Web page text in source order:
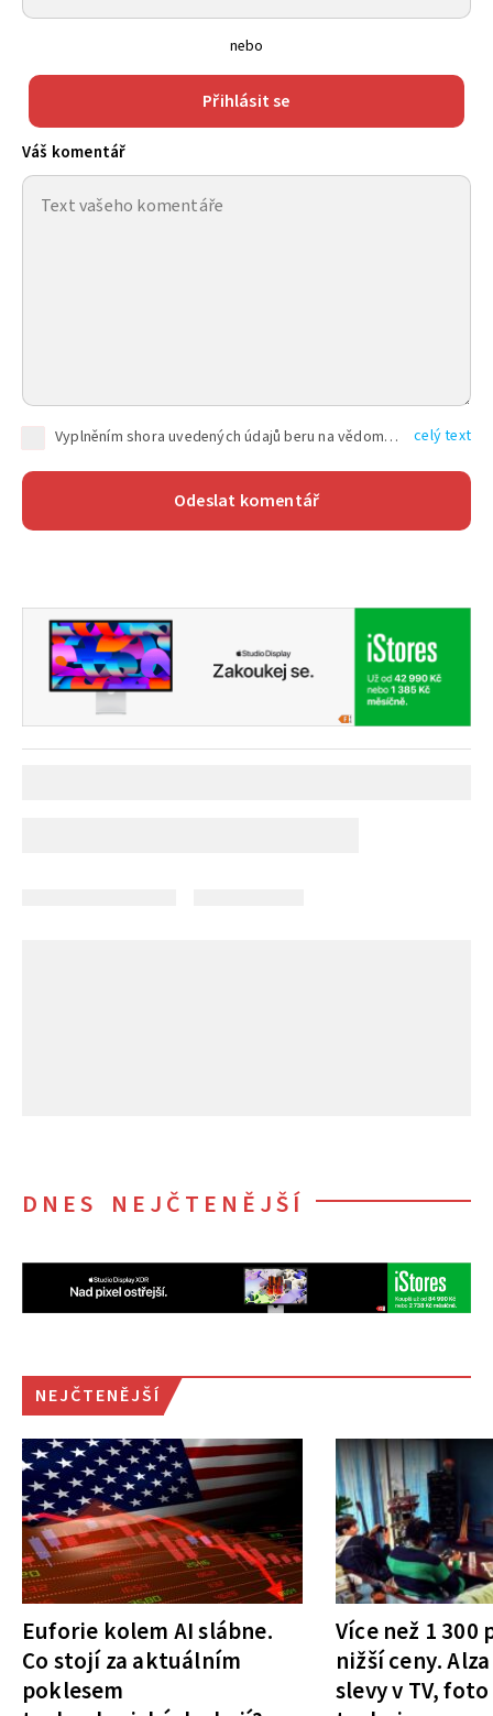
nebo
Přihlásit se
Váš komentář
Vyplněním shora uvedených údajů beru na vědomí, že společnost TEXT FACTORY s.r.o., sídlem Brno, Durďákova 336/29, Černá Pole, PSČ: 613 00, IČ: 06157831, zapsané u Krajského soudu v Brně, oddíl C, vložka 100399, bude zpracovávat mé osobní údaje uvedené v rámci mnou vyplněného registračního formuláře na základě oprávněných zájmů TEXT FACTORY s.r.o. dle čl. 6 odst. 1 písm. f) GDPR a pro splnění právních povinností (čl. 6 odst. 1 písm. c) GDPR), a to pro tyto účely: nezbytnost zajistit oprávnění návštěvníka webových stránek provozovaných společností TEXT FACTORY s.r.o. přispívat aktivně ke zveřejněným článkům nebo v rámci diskusních fór a výkon práv TEXT FACTORY s.r.o. jako administrátora těchto diskusních fór. Více informací o zpracování osobních údajů a právech lze nalézt v celý text
DNES NEJČTENĚJŠÍ
NEJČTENĚJŠÍ
Euforie kolem AI slábne.
Co stojí za aktuálním
poklesem
Více než 1
nižší ceny.
slevy v TV,